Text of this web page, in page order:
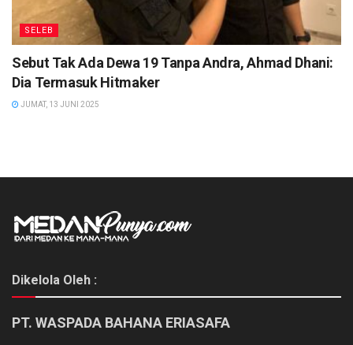
SELEB
Sebut Tak Ada Dewa 19 Tanpa Andra, Ahmad Dhani:
Dia Termasuk Hitmaker
JUMAT, 13 JUNI 2025
Dikelola Oleh :
PT. WASPADA BAHANA ERIASAFA